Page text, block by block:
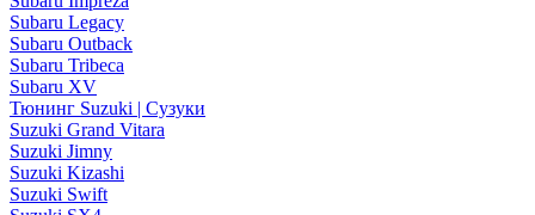
Subaru Legacy
Subaru Outback
Subaru Tribeca
Subaru XV
Тюнинг Suzuki | Сузуки
Suzuki Grand Vitara
Suzuki Jimny
Suzuki Kizashi
Suzuki Swift